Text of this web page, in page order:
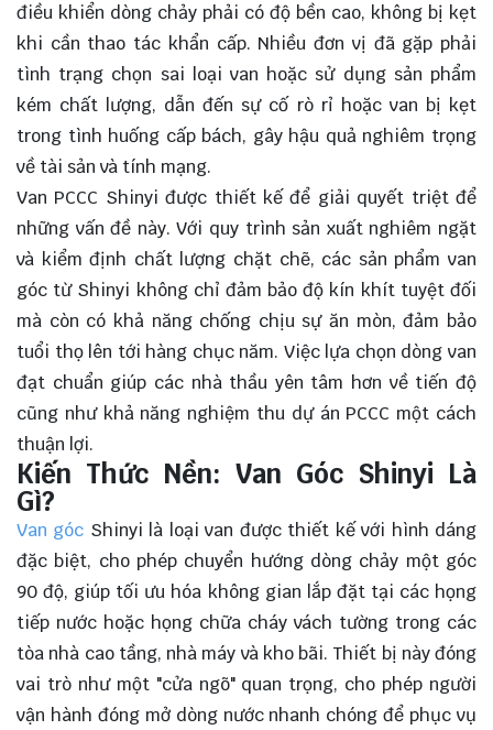
điều khiển dòng chảy phải có độ bền cao, không bị kẹt
khi cần thao tác khẩn cấp. Nhiều đơn vị đã gặp phải
tình trạng chọn sai loại van hoặc sử dụng sản phẩm
kém chất lượng, dẫn đến sự cố rò rỉ hoặc van bị kẹt
trong tình huống cấp bách, gây hậu quả nghiêm trọng
về tài sản và tính mạng.
Van PCCC Shinyi được thiết kế để giải quyết triệt để
những vấn đề này. Với quy trình sản xuất nghiêm ngặt
và kiểm định chất lượng chặt chẽ, các sản phẩm van
góc từ Shinyi không chỉ đảm bảo độ kín khít tuyệt đối
mà còn có khả năng chống chịu sự ăn mòn, đảm bảo
tuổi thọ lên tới hàng chục năm. Việc lựa chọn dòng van
đạt chuẩn giúp các nhà thầu yên tâm hơn về tiến độ
cũng như khả năng nghiệm thu dự án PCCC một cách
thuận lợi.
Kiến Thức Nền: Van Góc Shinyi Là
Gì?
Van góc Shinyi là loại van được thiết kế với hình dáng
đặc biệt, cho phép chuyển hướng dòng chảy một góc
90 độ, giúp tối ưu hóa không gian lắp đặt tại các họng
tiếp nước hoặc họng chữa cháy vách tường trong các
tòa nhà cao tầng, nhà máy và kho bãi. Thiết bị này đóng
vai trò như một "cửa ngõ" quan trọng, cho phép người
vận hành đóng mở dòng nước nhanh chóng để phục vụ